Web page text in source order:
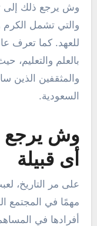
وش يرجع ذلك إلى
والتي تشمل الكرم
للعهد. كما تعرف
بالعلم والتعليم،
والمثقفين الذين
السعودية.
وش يرجع
أى قبيلة
على مر التاريخ،
مهمًا في المجتمع
أفرادها في